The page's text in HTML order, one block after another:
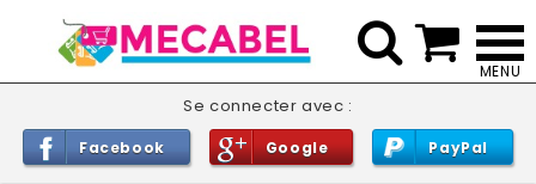
Se connecter avec :
Facebook Google PayPal
 